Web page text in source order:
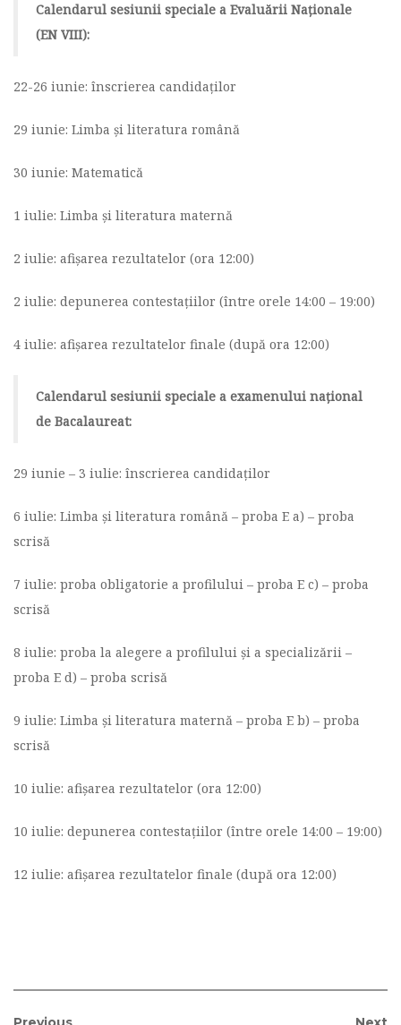
Calendarul sesiunii speciale a Evaluării Naționale
(EN VIII):
22-26 iunie: înscrierea candidaților
29 iunie: Limba și literatura română
30 iunie: Matematică
1 iulie: Limba și literatura maternă
2 iulie: afișarea rezultatelor (ora 12:00)
2 iulie: depunerea contestațiilor (între orele 14:00 – 19:00)
4 iulie: afișarea rezultatelor finale (după ora 12:00)
Calendarul sesiunii speciale a examenului național
de Bacalaureat:
29 iunie – 3 iulie: înscrierea candidaților
6 iulie: Limba și literatura română – proba E a) – proba
scrisă
7 iulie: proba obligatorie a profilului – proba E c) – proba
scrisă
8 iulie: proba la alegere a profilului și a specializării –
proba E d) – proba scrisă
9 iulie: Limba și literatura maternă – proba E b) – proba
scrisă
10 iulie: afișarea rezultatelor (ora 12:00)
10 iulie: depunerea contestațiilor (între orele 14:00 – 19:00)
12 iulie: afișarea rezultatelor finale (după ora 12:00)